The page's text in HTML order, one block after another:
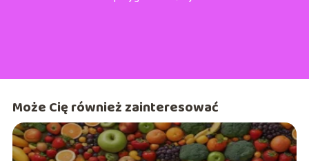
Może Cię również zainteresować